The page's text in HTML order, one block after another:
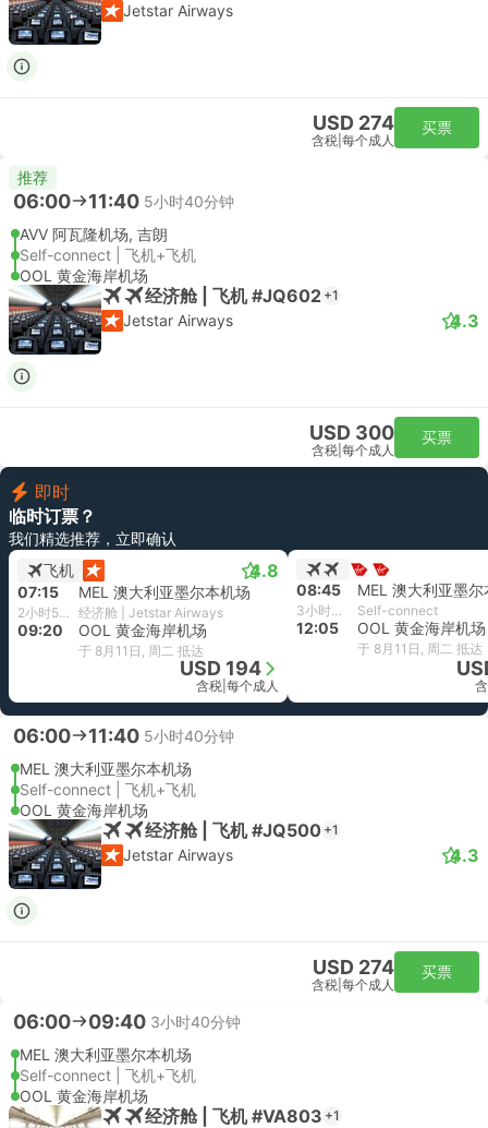
Jetstar Airways
USD 274
含税 每个成人
买票
推荐
06:00 11:40 5小时40分钟
AVV 阿瓦隆机场, 吉朗
Self-connect | 飞机+飞机
OOL 黄金海岸机场
经济舱 | 飞机 #JQ602 +1
Jetstar Airways 4.3
USD 300
含税 每个成人
买票
即时
临时订票？
我们精选推荐，立即确认
飞机
4.8
07:15 MEL 澳大利亚墨尔本机场
2小时5分钟 经济舱 | Jetstar Airways
09:20 OOL 黄金海岸机场
于 8月11日, 周二 抵达
USD 194
含税 每个成人
08:45 MEL 澳大利亚墨尔
3小时20分钟 Self-connect
12:05 OOL 黄金海岸机场
于 8月11日, 周二 抵达
06:00 11:40 5小时40分钟
MEL 澳大利亚墨尔本机场
Self-connect | 飞机+飞机
OOL 黄金海岸机场
经济舱 | 飞机 #JQ500 +1
Jetstar Airways 4.3
USD 274
含税 每个成人
买票
06:00 09:40 3小时40分钟
MEL 澳大利亚墨尔本机场
Self-connect | 飞机+飞机
OOL 黄金海岸机场
经济舱 | 飞机 #VA803 +1